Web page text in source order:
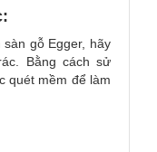
gỗ Egger, hãy
Bằng cách sử
quét mềm để làm